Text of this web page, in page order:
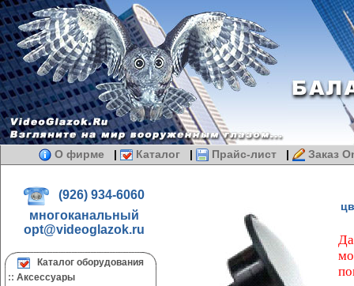
О фирме | Каталог | Прайс-лист | Заказ
(926) 934-6060
многоканальный
opt@videoglazok.ru
Каталог оборудования
:: Аксессуары